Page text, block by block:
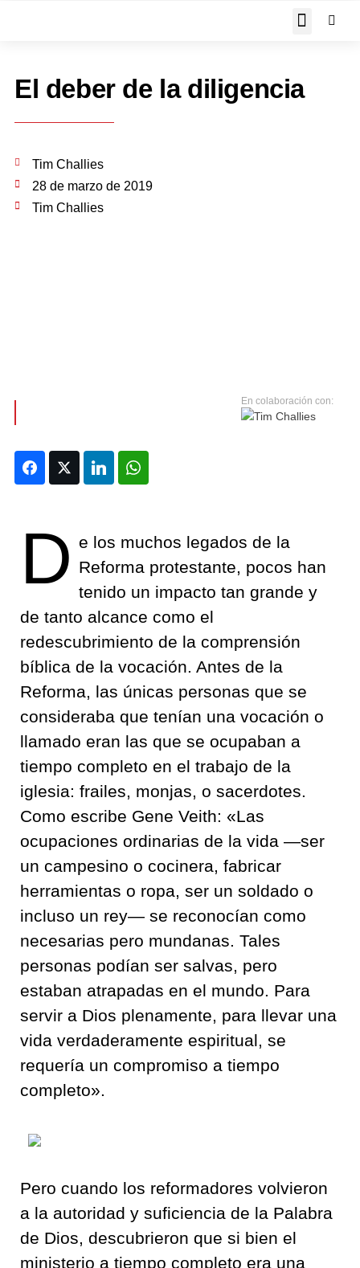
El deber de la diligencia
Tim Challies
28 de marzo de 2019
Tim Challies
FacebookTwitter LinkedIn
D e los muchos legados de la
Reforma protestante, pocos han
tenido un impacto tan grande y
de tanto alcance como el
redescubrimiento de la comprensión
bíblica de la vocación. Antes de la
Reforma, las únicas personas que se
consideraba que tenían una vocación o
llamado eran las que se ocupaban a
tiempo completo en el trabajo de la
iglesia: frailes, monjas, o sacerdotes.
Como escribe Gene Veith: «Las
ocupaciones ordinarias de la vida —ser
un campesino o cocinera, fabricar
herramientas o ropa, ser un soldado o
incluso un rey— se reconocían como
necesarias pero mundanas. Tales
personas podían ser salvas, pero
estaban atrapadas en el mundo. Para
servir a Dios plenamente, para llevar una
vida verdaderamente espiritual, se
requería un compromiso a tiempo
completo».
Pero cuando los reformadores volvieron
a la autoridad y suficiencia de la Palabra
de Dios, descubrieron que si bien el
ministerio a tiempo completo era una